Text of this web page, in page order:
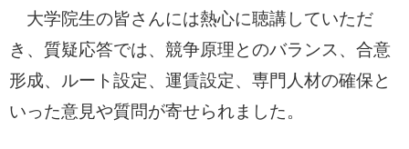
大学院生の皆さんには熱心に聴講していただ
き、質疑応答では、競争原理とのバランス、合意
形成、ルート設定、運賃設定、専門人材の確保と
いった意見や質問が寄せられました。